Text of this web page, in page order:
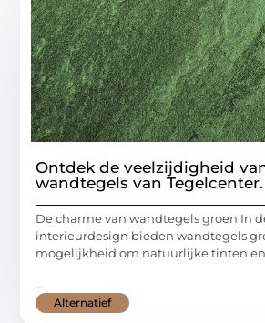
Ontdek de veelzijdigheid
wandtegels van Tegelcenter.
De charme van wandtegels groen In
interieurdesign bieden wandtegels
mogelijkheid om natuurlijke tinten en
...
Alternatief